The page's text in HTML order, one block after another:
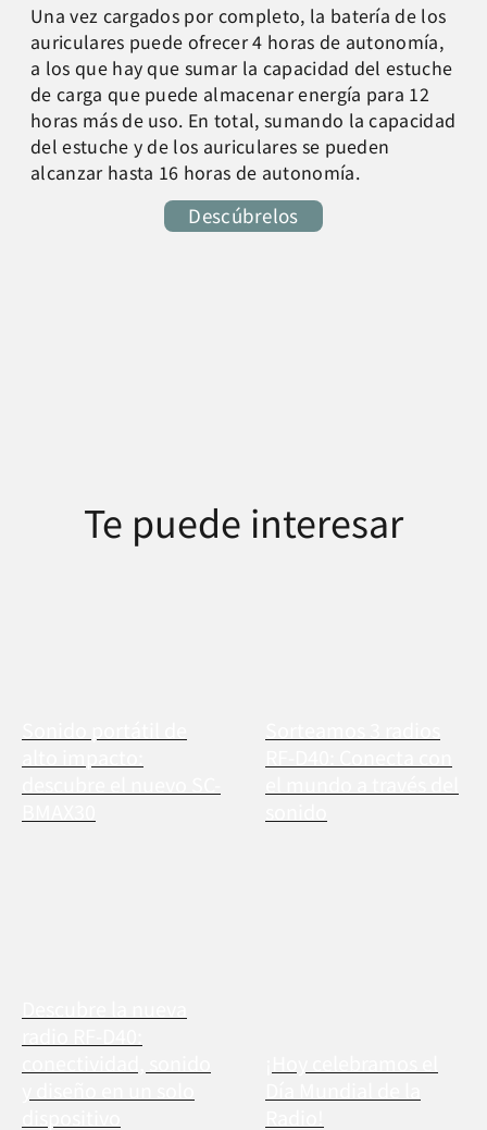
Una vez cargados por completo, la batería de los
auriculares puede ofrecer 4 horas de autonomía,
a los que hay que sumar la capacidad del estuche
de carga que puede almacenar energía para 12
horas más de uso. En total, sumando la capacidad
del estuche y de los auriculares se pueden
alcanzar hasta 16 horas de autonomía.
Descúbrelos
Te puede interesar